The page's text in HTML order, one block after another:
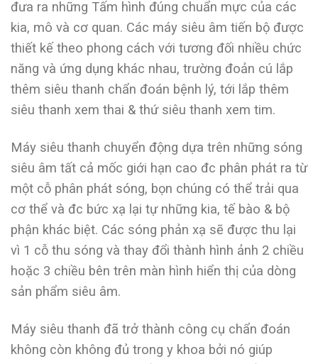
đưa ra những Tấm hình đúng chuẩn mực của các
kia, mô và cơ quan. Các máy siêu âm tiến bộ được
thiết kế theo phong cách với tương đối nhiều chức
năng và ứng dụng khác nhau, trường đoản cú lắp
thêm siêu thanh chẩn đoán bệnh lý, tới lắp thêm
siêu thanh xem thai & thứ siêu thanh xem tim.
Máy siêu thanh chuyển động dựa trên những sóng
siêu âm tất cả mốc giới hạn cao đc phân phát ra từ
một cỗ phân phát sóng, bọn chúng có thể trải qua
cơ thể và đc bức xạ lại tự những kia, tế bào & bộ
phận khác biệt. Các sóng phản xạ sẽ được thu lại
vì 1 cỗ thu sóng và thay đổi thành hình ảnh 2 chiều
hoặc 3 chiều bên trên màn hình hiển thị của dòng
sản phẩm siêu âm.
Máy siêu thanh đã trở thành công cụ chẩn đoán
không còn không đủ trong y khoa bởi nó giúp